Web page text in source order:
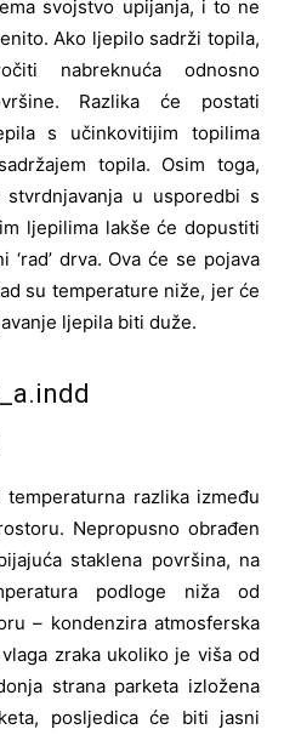
svojstvo upijanja, i to ne
Ako ljepilo sadrži topila,
nabreknuća odnosno
Razlika će postati
s učinkovitijim topilima
topila. Osim toga,
u usporedbi s
ljepilima lakše će dopustiti
‘rad’ drva. Ova će se pojava
su temperature niže, jer će
ljepila biti duže.
razlika između
Nepropusno obrađen
staklena površina, na
podloge niža od
– kondenzira atmosferska
zraka ukoliko je viša od
strana parketa izložena
posljedica će biti jasni